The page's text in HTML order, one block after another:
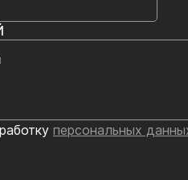
персональных